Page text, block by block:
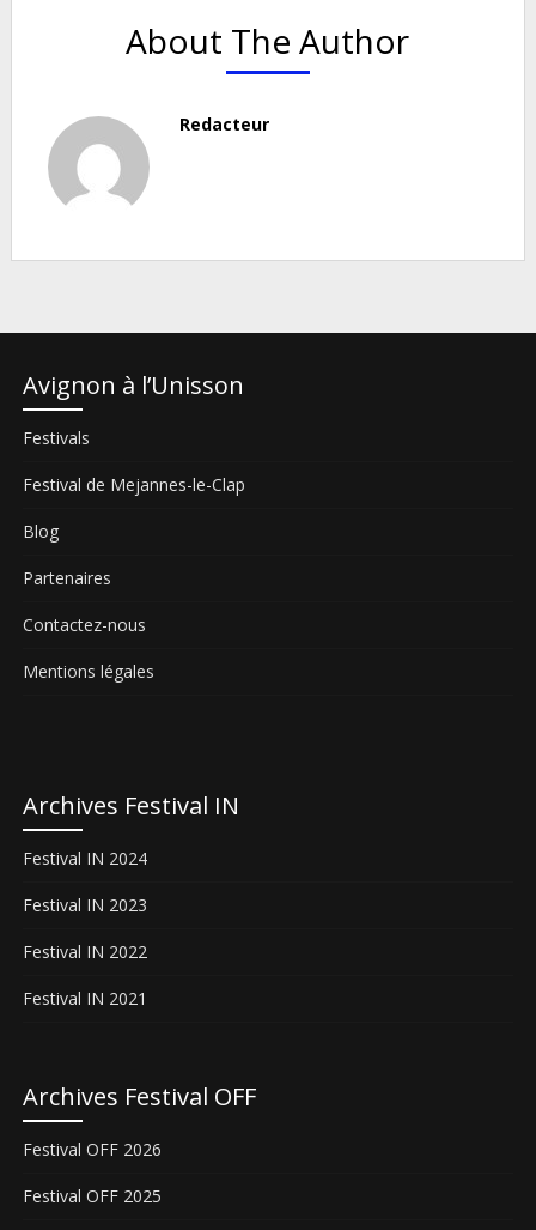
About The Author
Redacteur
Avignon à l’Unisson
Festivals
Festival de Mejannes-le-Clap
Blog
Partenaires
Contactez-nous
Mentions légales
Archives Festival IN
Festival IN 2024
Festival IN 2023
Festival IN 2022
Festival IN 2021
Archives Festival OFF
Festival OFF 2026
Festival OFF 2025